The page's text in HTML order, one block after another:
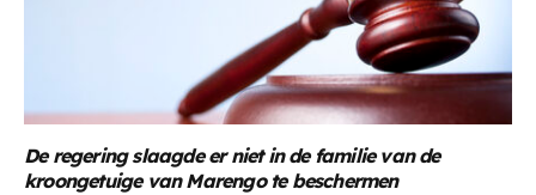
De regering slaagde er niet in de familie van de
kroongetuige van Marengo te beschermen